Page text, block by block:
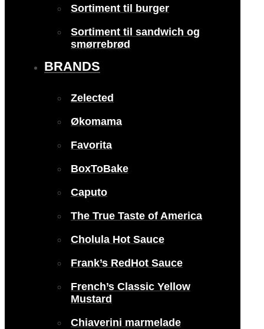
Sortiment til burger
Sortiment til sandwich og
smørrebrød
BRANDS
Zelected
Økomama
Favorita
BoxToBake
Caputo
The True Taste of America
Cholula Hot Sauce
Frank’s RedHot Sauce
French’s Classic Yellow
Mustard
Chiaverini marmelade